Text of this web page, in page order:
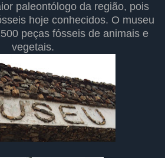
paleontólogo da região, pois
hoje conhecidos. O museu
peças fósseis de animais e
vegetais.